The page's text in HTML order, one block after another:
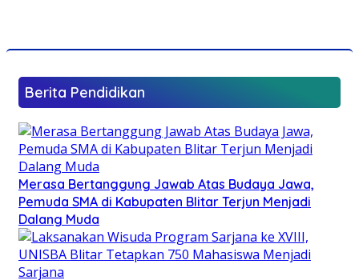
Berita Pendidikan
Merasa Bertanggung Jawab Atas Budaya Jawa,
Pemuda SMA di Kabupaten Blitar Terjun Menjadi
Dalang Muda